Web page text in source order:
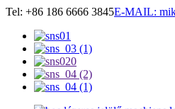
Tel: +86 186 6666 3845E-MAIL: